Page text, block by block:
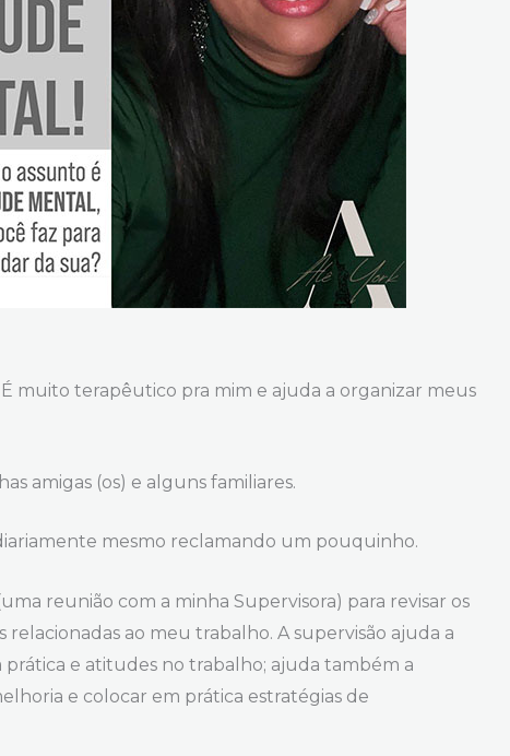
muito terapêutico pra mim e ajuda a organizar meus
amigas (os) e alguns familiares.
mesmo reclamando um pouquinho.
reunião com a minha Supervisora) para revisar os
relacionadas ao meu trabalho. A supervisão ajuda a
prática e atitudes no trabalho; ajuda também a
e colocar em prática estratégias de